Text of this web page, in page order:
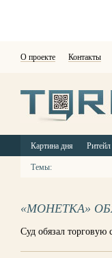
О проекте Контакты
Картина дня Ритейл
Темы:
«МОНЕТКА»
Суд обязал торговую